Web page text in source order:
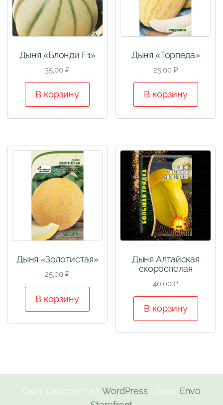
Дыня «Блонди F1»
35,00₽
В корзину
Дыня «Торпеда»
25,00 ₽
В корзину
Дыня «Золотистая»
25,00₽
В корзину
Дыня Алтайская
скороспелая
40,00₽
В корзину
Сайт работает на WordPress Тема: Envo